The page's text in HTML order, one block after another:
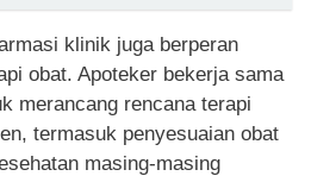
klinik juga berperan
obat. Apoteker bekerja sama
merancang rencana terapi
termasuk penyesuaian obat
masing-masing